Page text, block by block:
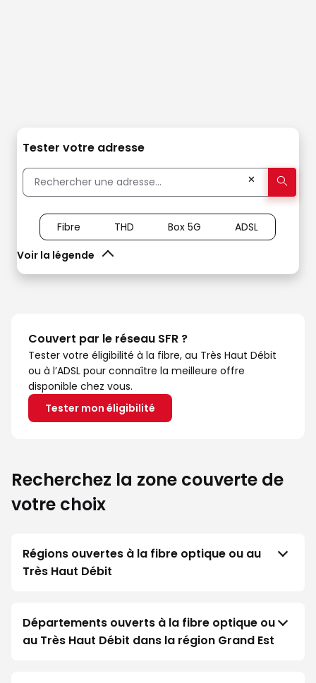
Tester votre adresse
✕
Voir la légende
Fibre THD Box 5G ADSL
Couvert par le réseau SFR ?
Tester votre éligibilité à la fibre, au Très Haut Débit
ou à l’ADSL pour connaître la meilleure offre
disponible chez vous.
Tester mon éligibilité
Recherchez la zone couverte de
votre choix
Régions ouvertes à la fibre optique ou au
Très Haut Débit
Départements ouverts à la fibre optique ou
au Très Haut Débit dans la région Grand Est